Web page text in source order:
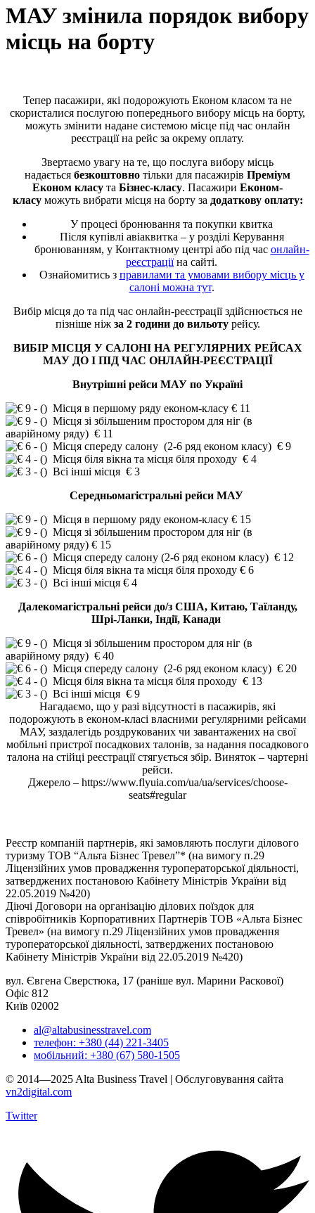
МАУ змінила порядок вибору
місць на борту
Тепер пасажири, які подорожують Економ класом та не
скористалися послугою попереднього вибору місць на борту,
можуть змінити надане системою місце під час онлайн
реєстрації на рейс за окрему оплату.
Звертаємо увагу на те, що послуга вибору місць
надається безкоштовно тільки для пасажирів Преміум
Економ класу та Бізнес-класу. Пасажири Економ-
класуможуть вибрати місця на борту за додаткову оплату:
У процесі бронювання та покупки квитка
Після купівлі авіаквитка – у розділі Керування
бронюванням, у Контактному центрі або під час онлайн-
реєстраціїна сайті.
Ознайомитись з правилами та умовами вибору місць у
салоні можна тут.
Вибір місця до та під час онлайн-реєстрації здійснюється не
пізніше ніж за 2 години до вильотурейсу.
ВИБІР МІСЦЯ У САЛОНІ НА РЕГУЛЯРНИХ РЕЙСАХ
МАУ ДО І ПІД ЧАС ОНЛАЙН-РЕЄСТРАЦІЇ
Внутрішні рейси МАУ по Україні
Місця в першому ряду економ-класу € 11
Місця зі збільшеним простором для ніг (в
аварійному ряду) € 11
Місця спереду салону (2-6 ряд економ класу) € 9
Місця біля вікна та місця біля проходу € 4
Всі інші місця € 3
Середньомагістральні рейси МАУ
Місця в першому ряду економ-класу € 15
Місця зі збільшеним простором для ніг (в
аварійному ряду) € 15
Місця спереду салону (2-6 ряд економ класу) € 12
Місця біля вікна та місця біля проходу € 6
Всі інші місця € 4
Далекомагістральні рейси до/з США, Китаю, Таїланду,
Шрі-Ланки, Індії, Канади
Місця зі збільшеним простором для ніг (в
аварійному ряду) € 40
Місця спереду салону (2-6 ряд економ класу) € 20
Місця біля вікна та місця біля проходу € 13
Всі інші місця € 9
Нагадаємо, що у разі відсутності в пасажирів, які
подорожують в економ-класі власними регулярними рейсами
МАУ, заздалегідь роздрукованих чи завантажених на свої
мобільні пристрої посадкових талонів, за надання посадкового
талона на стійці реєстрації стягується збір. Виняток – чартерні
рейси.
Джерело – https://www.flyuia.com/ua/ua/services/choose-
seats#regular
Реєстр компаній партнерів, які замовляють послуги ділового
туризму ТОВ “Альта Бізнес Тревел”* (на вимогу п.29
Ліцензійних умов провадження туроператорської діяльності,
затверджених постановою Кабінету Міністрів України від
22.05.2019 №420)
Діючі Договори на організацію ділових поїздок для
співробітників Корпоративних Партнерів ТОВ «Альта Бізнес
Тревел» (на вимогу п.29 Ліцензійних умов провадження
туроператорської діяльності, затверджених постановою
Кабінету Міністрів України від 22.05.2019 №420)
вул. Євгена Сверстюка, 17 (раніше вул. Марини Раскової)
Офіс 812
Київ 02002
al@altabusinesstravel.com
телефон: +380 (44) 221-3405
мобільний: +380 (67) 580-1505
© 2014—2025 Alta Business Travel | Обслуговування сайта
vn2digital.com
Twitter